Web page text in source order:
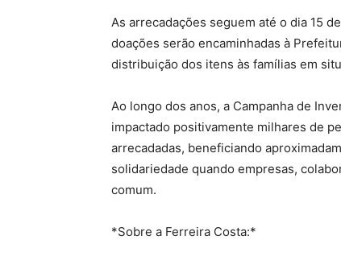
As arrecadações seguem até o dia 15
doações serão encaminhadas à
distribuição dos itens às famílias em
Ao longo dos anos, a Campanha de
impactado positivamente milhares de
arrecadadas, beneficiando
solidariedade quando empresas,
comum.
*Sobre a Ferreira Costa:*